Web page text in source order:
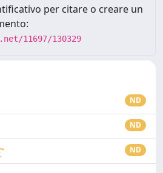
per citare o creare un
11697/130329
ND
ND
ND